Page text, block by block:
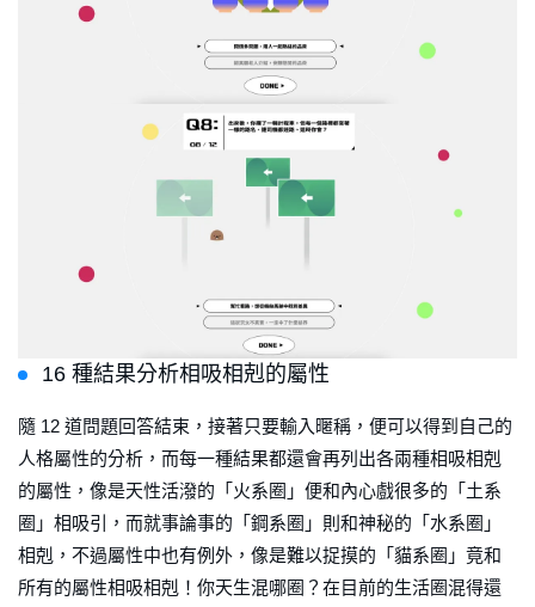
16 種結果分析相吸相剋的屬性
隨 12 道問題回答結束，接著只要輸入暱稱，便可以得到自己的
人格屬性的分析，而每一種結果都還會再列出各兩種相吸相剋
的屬性，像是天性活潑的「火系圈」便和內心戲很多的「土系
圈」相吸引，而就事論事的「鋼系圈」則和神秘的「水系圈」
相剋，不過屬性中也有例外，像是難以捉摸的「貓系圈」竟和
所有的屬性相吸相剋！你天生混哪圈？在目前的生活圈混得還